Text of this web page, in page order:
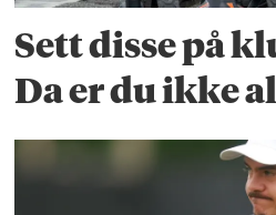
Sett disse på
Da er du ikke